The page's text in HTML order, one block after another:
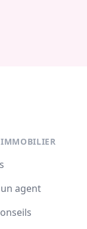
IMMOBILIER
agent